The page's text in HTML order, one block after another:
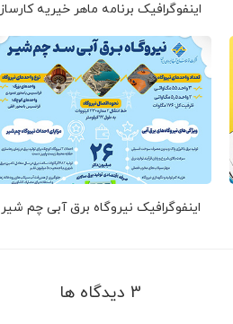
اینفوگرافیک برنامه ماهر خیریه کارساز
اینفوگرافیک نیروگاه برق آبی چم شیر
3 دیدگاه ها